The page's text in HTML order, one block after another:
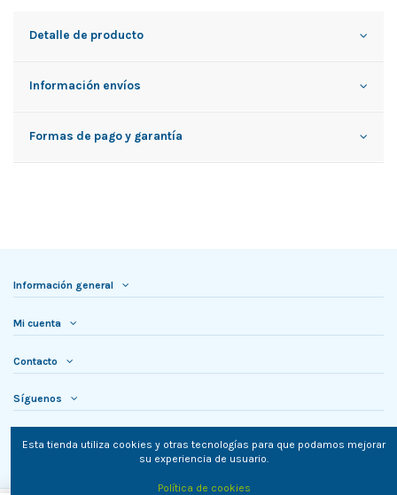
Detalle de producto
Información envíos
Formas de pago y garantía
Información general
Mi cuenta
Contacto
Síguenos
Esta tienda utiliza cookies y otras tecnologías para que podamos mejorar
su experiencia de usuario.
Política de cookies